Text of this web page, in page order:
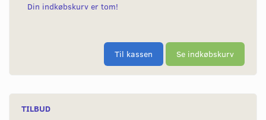
Din indkøbskurv er tom!
Til kassen Se indkøbskurv
TILBUD